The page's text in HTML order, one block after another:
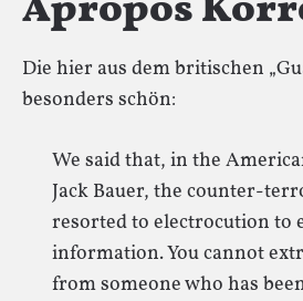
Apropos
Die hier aus dem britischen
besonders schön:
We said that, in the
Jack Bauer, the counter-
resorted to electrocution to
information. You cannot
from someone who has